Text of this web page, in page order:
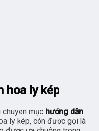
hoa ly kép
chuyên mục hướng dẫn
ly kép, còn được gọi là